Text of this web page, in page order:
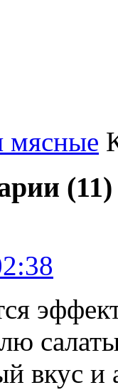
мясные
вкус и